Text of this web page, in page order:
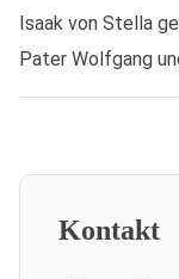
Isaak von Stella
Pater Wolfgang
Kontakt